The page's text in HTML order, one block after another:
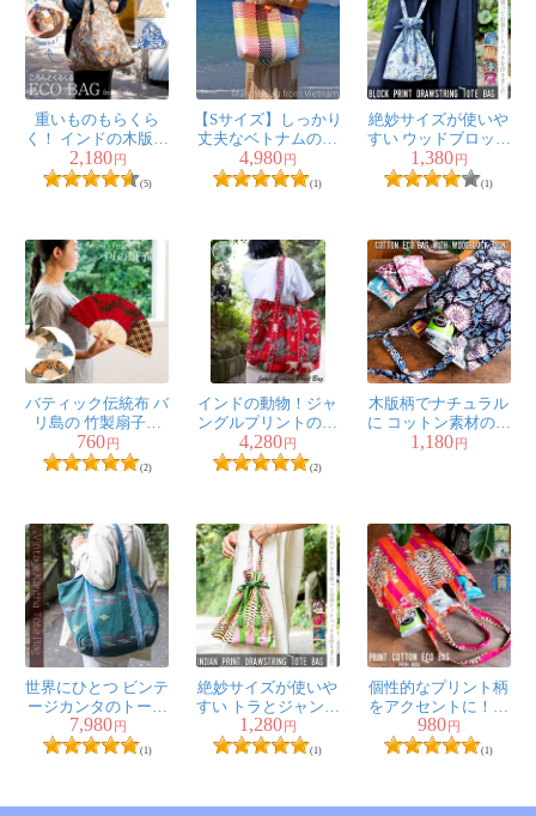
重いものもらくら
く！ インドの木版染
め ころんとエコバ
ッグ
2,180円
(5)
【Sサイズ】しっかり
丈夫なベトナムのマ
ルシェショルダーバ
ッグ-33cm×32cm
4,980円
(1)
絶妙サイズが使いや
すい ウッドブロック
プリントの巾着トー
トバッグ
1,380円
(1)
バティック伝統布 バ
リ島の 竹製扇子小
（24cm）
760円
(2)
インドの動物！ジャ
ングルプリントのコ
ットンバッグ
4,280円
(2)
木版柄でナチュラル
に コットン素材のシ
ンプルエコバッグ
1,180円
世界にひとつ ビンテ
ージカンタのトート
バッグ
7,980 円
(1)
絶妙サイズが使いや
すい トラとジャング
ルプリントの巾着ト
ートバッグ
1,280 円
(1)
個性的なプリント柄
をアクセントに！コ
ットン素材のシンプ
ルエコバッグ
980 円
(1)